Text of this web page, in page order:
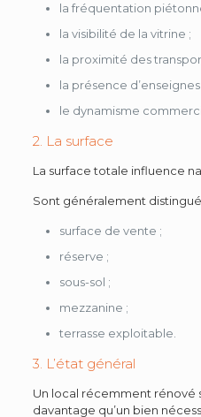
la fréquentation
la visibilité de la vitrine ;
la proximité des
la présence
le dynamisme
2. La surface
La surface totale influence
Sont généralement
surface de vente ;
réserve ;
sous-sol ;
mezzanine ;
terrasse exploitable.
3. L’état général
Un local récemment rénové
davantage qu’un bien